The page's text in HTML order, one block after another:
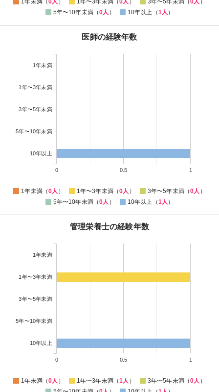
5年〜10年未満（0人 ） 10年以上（1人 ）
医師の経験年数
1年未満
1年〜3年未満
3年〜5年未満
5年〜10年未満
10年以上
0 0.5 1
1年未満（0人 ） 1年〜3年未満（0人 ） 3年〜5年未満（0人 ）
5年〜10年未満（0人 ） 10年以上（1人 ）
管理栄養士の経験年数
1年未満
1年〜3年未満
3年〜5年未満
5年〜10年未満
10年以上
0 0.5 1
1年未満（0人 ） 1年〜3年未満（1人 ） 3年〜5年未満（0人 ）